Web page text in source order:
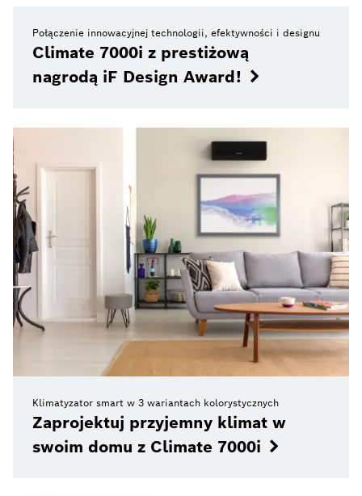
Połączenie innowacyjnej technologii, efektywności i designu
Climate 7000i z prestiżową
nagrodą iF Design Award!
Klimatyzator smart w 3 wariantach kolorystycznych
Zaprojektuj przyjemny klimat w
swoim domu z Climate 7000i